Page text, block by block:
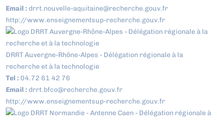
Email : drrt.nouvelle-aquitaine@recherche.gouv.fr
http://www.enseignementsup-recherche.gouv.fr
DRRT Auvergne-Rhône-Alpes - Délégation régionale à la
recherche et à la technologie
Tel : 04.72 61 42 76
Email : drrt.bfco@recherche.gouv.fr
http://www.enseignementsup-recherche.gouv.fr